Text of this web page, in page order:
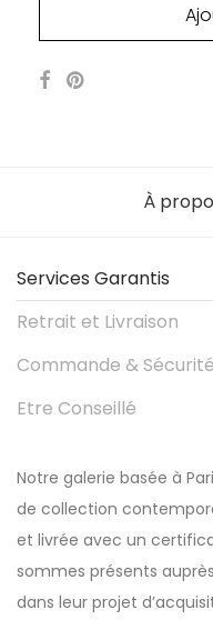
À
Services Garantis
Retrait et Livraison
Commande & Sécurité
Etre Conseillé
Notre galerie basée à
de collection
et livrée avec un
sommes présents
dans leur projet